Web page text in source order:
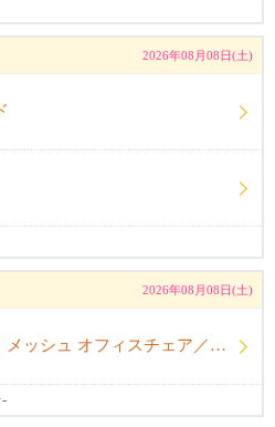
2026年08月08日(土)
2026年08月08日(土)
【ほぼ未使用 $35】メッシュ オフィスチェア／デスクチェア